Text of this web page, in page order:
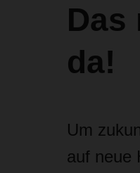
Das
da!
Um
auf neue